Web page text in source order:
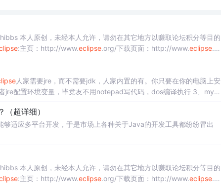
本人原创，未经本人允许，请勿在其它地方以赚取论坛积分等目的
:主页：http://www.eclipse.org/下载页面：http://www.eclipse.or
人家需要jre，而不需要jdk，人家内置的有。你只要在你的电脑上安
配置环境变量，毕竟友不用notepad写代码，dos编译执行 3、mye
超详细）
适应多平台开发，于是市场上各种关于Java的开发工具都纷纷冒出
本人原创，未经本人允许，请勿在其它地方以赚取论坛积分等目的
:主页：http://www.eclipse.org/下载页面：http://www.eclipse.or